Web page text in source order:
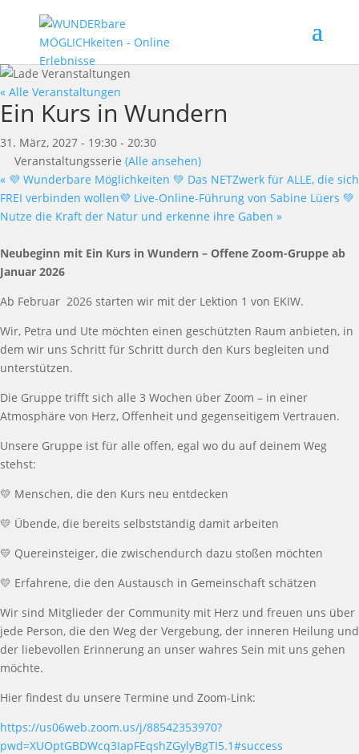
« Alle Veranstaltungen
Ein Kurs in Wundern
31. März, 2027 - 19:30 - 20:30
Veranstaltungsserie (Alle ansehen)
« 💜 Wunderbare Möglichkeiten 💚 Das NETZwerk für ALLE, die sich
FREI verbinden wollen💜 Live-Online-Führung von Sabine Lüers 💚
Nutze die Kraft der Natur und erkenne ihre Gaben »
Neubeginn mit Ein Kurs in Wundern – Offene Zoom-Gruppe ab
Januar 2026
Ab Februar 2026 starten wir mit der Lektion 1 von EKIW.
Wir, Petra und Ute möchten einen geschützten Raum anbieten, in
dem wir uns Schritt für Schritt durch den Kurs begleiten und
unterstützen.
Die Gruppe trifft sich alle 3 Wochen über Zoom – in einer
Atmosphäre von Herz, Offenheit und gegenseitigem Vertrauen.
Unsere Gruppe ist für alle offen, egal wo du auf deinem Weg
stehst:
💛 Menschen, die den Kurs neu entdecken
💛 Übende, die bereits selbstständig damit arbeiten
💛 Quereinsteiger, die zwischendurch dazu stoßen möchten
💛 Erfahrene, die den Austausch in Gemeinschaft schätzen
Wir sind Mitglieder der Community mit Herz und freuen uns über
jede Person, die den Weg der Vergebung, der inneren Heilung und
der liebevollen Erinnerung an unser wahres Sein mit uns gehen
möchte.
Hier findest du unsere Termine und Zoom-Link:
https://us06web.zoom.us/j/88542353970?
pwd=XUOptGBDWcq3IapFEqshZGylyBgTI5.1#success